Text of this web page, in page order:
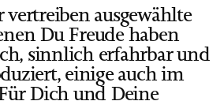
ausgewählte
Du Freude haben
sinnlich erfahrbar und
einige auch im
Dich und Deine